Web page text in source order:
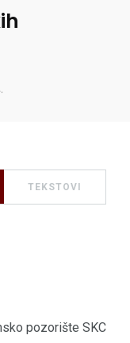
TEKSTOVI
pozorište SKC